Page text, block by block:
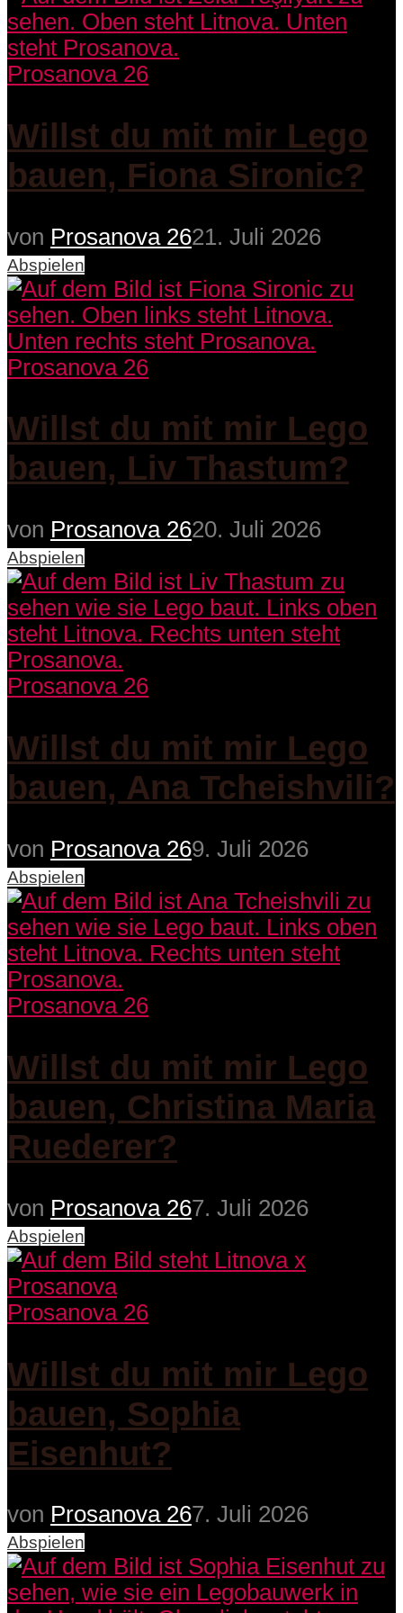
Prosanova 26
Willst du mit mir Lego
bauen, Fiona Sironic?
von Prosanova 2621. Juli 2026
Abspielen
Prosanova 26
Willst du mit mir Lego
bauen, Liv Thastum?
von Prosanova 2620. Juli 2026
Abspielen
Prosanova 26
Willst du mit mir Lego
bauen, Ana Tcheishvili?
von Prosanova 269. Juli 2026
Abspielen
Prosanova 26
Willst du mit mir Lego
bauen, Christina Maria
Ruederer?
von Prosanova 267. Juli 2026
Abspielen
Prosanova 26
Willst du mit mir Lego
bauen, Sophia
Eisenhut?
von Prosanova 267. Juli 2026
Abspielen